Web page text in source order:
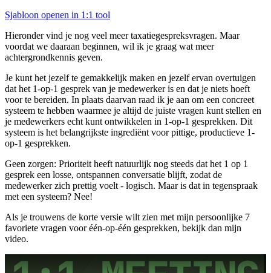
Sjabloon openen in 1:1 tool
Hieronder vind je nog veel meer taxatiegespreksvragen. Maar
voordat we daaraan beginnen, wil ik je graag wat meer
achtergrondkennis geven.
Je kunt het jezelf te gemakkelijk maken en jezelf ervan overtuigen
dat het 1-op-1 gesprek van je medewerker is en dat je niets hoeft
voor te bereiden. In plaats daarvan raad ik je aan om een concreet
systeem te hebben waarmee je altijd de juiste vragen kunt stellen en
je medewerkers echt kunt ontwikkelen in 1-op-1 gesprekken. Dit
systeem is het belangrijkste ingrediënt voor pittige, productieve 1-
op-1 gesprekken.
Geen zorgen: Prioriteit heeft natuurlijk nog steeds dat het 1 op 1
gesprek een losse, ontspannen conversatie blijft, zodat de
medewerker zich prettig voelt - logisch. Maar is dat in tegenspraak
met een systeem? Nee!
Als je trouwens de korte versie wilt zien met mijn persoonlijke 7
favoriete vragen voor één-op-één gesprekken, bekijk dan mijn
video.
Play